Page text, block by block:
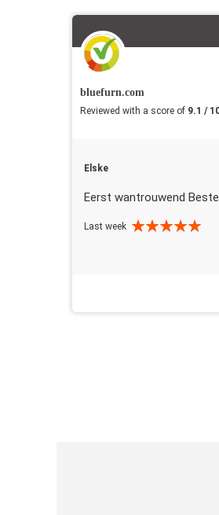
bluefurn.com
Reviewed with a score of 9.1 /
Elske
Eerst wantrouwend
Last week